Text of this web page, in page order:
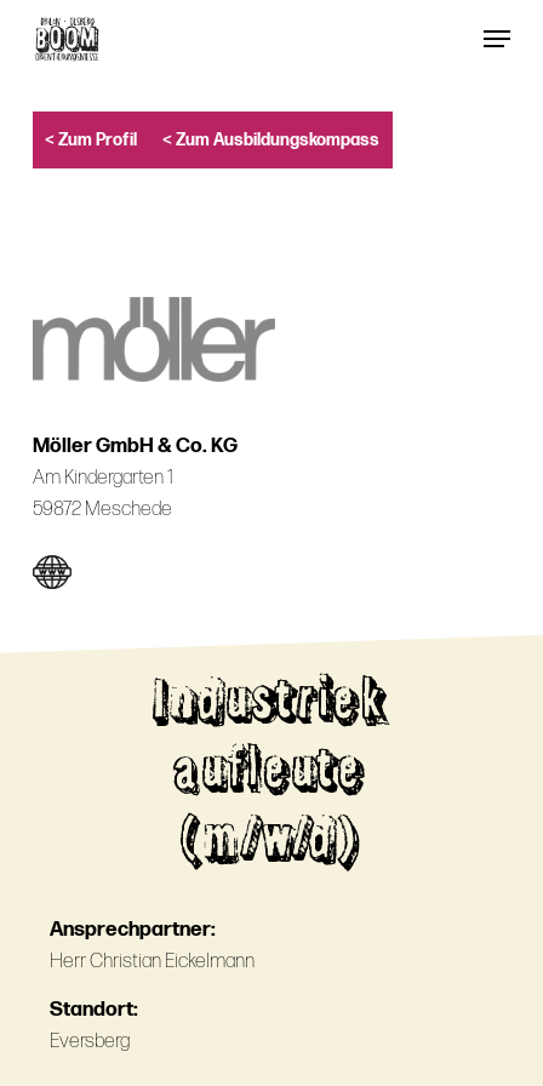
content
Menu
< Zum Profil < Zum Ausbildungskompass
Möller GmbH & Co. KG
Am Kindergarten 1
59872 Meschede
Industriek
aufleute
(m/w/d)
Ansprechpartner:
Herr Christian Eickelmann
Standort:
Eversberg